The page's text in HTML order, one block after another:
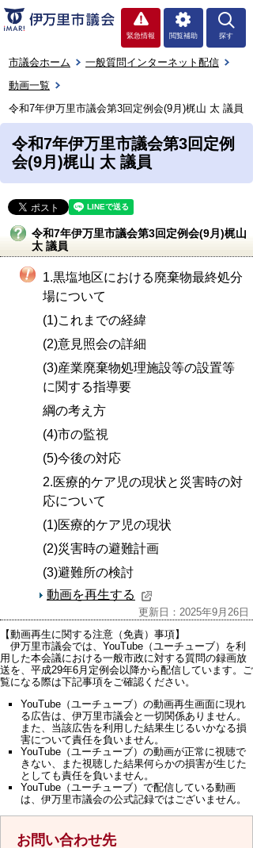
緊急情報 閲覧補助 探す
市議会ホーム
一般質問インターネット配信
動画一覧
令和7年伊万里市議会第3回定例会(9月)梶山 太 議員
令和7年伊万里市議会第3回定例
会(9月)梶山 太 議員
令和7年伊万里市議会第3回定例会(9月)梶山
太 議員
1.黒塩地区における廃棄物最終処分
場について
(1)これまでの経緯
(2)意見照会の詳細
(3)産業廃棄物処理施設等の設置等
に関する指導要
綱の考え方
(4)市の監視
(5)今後の対応
2.医療的ケア児の現状と災害時の対
応について
(1)医療的ケア児の現状
(2)災害時の避難計画
(3)避難所の検討
動画を再生する
更新日：2025年9月26日
【動画再生に関する注意（免責）事項】
伊万里市議会では、YouTube（ユーチューブ）を利
用した本会議における一般市政に対する質問の録画放
送を、平成29年6月定例会以降から配信しています。ご
覧になる際は下記事項をご確認ください。
YouTube（ユーチューブ）の動画再生画面に現れ
る広告は、伊万里市議会と一切関係ありません。
また、当該広告を利用した結果生じるいかなる損
害について責任を負いません。
YouTube（ユーチューブ）の動画が正常に視聴で
きない、また視聴した結果何らかの損害が生じた
としても責任を負いません。
YouTube（ユーチューブ）で配信している動画
は、伊万里市議会の公式記録ではございません。
お問い合わせ先